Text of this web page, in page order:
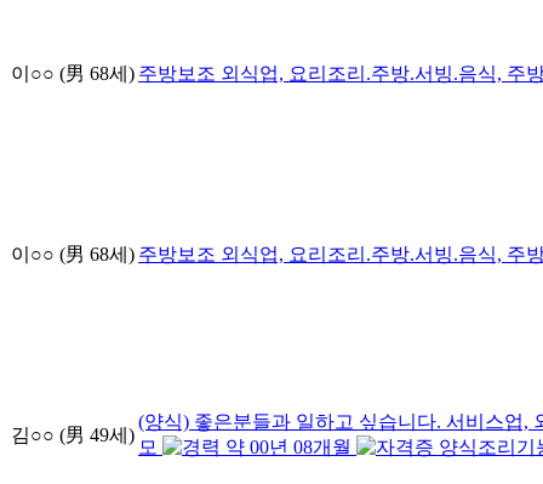
이○○ (男 68세) 주방보조 외식업, 요리조리.주방.서빙.음식, 주
이○○ (男 68세) 주방보조 외식업, 요리조리.주방.서빙.음식, 주
김○○ (男 49세)
(양식) 좋은분들과 일하고 싶습니다. 서비스업,
모
약 00년 08개월 양식조리기